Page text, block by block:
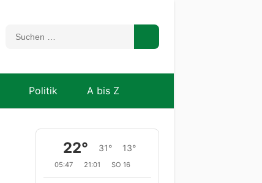
Politik A bis Z
22° 31° 13°
05:47 21:01 SO 16